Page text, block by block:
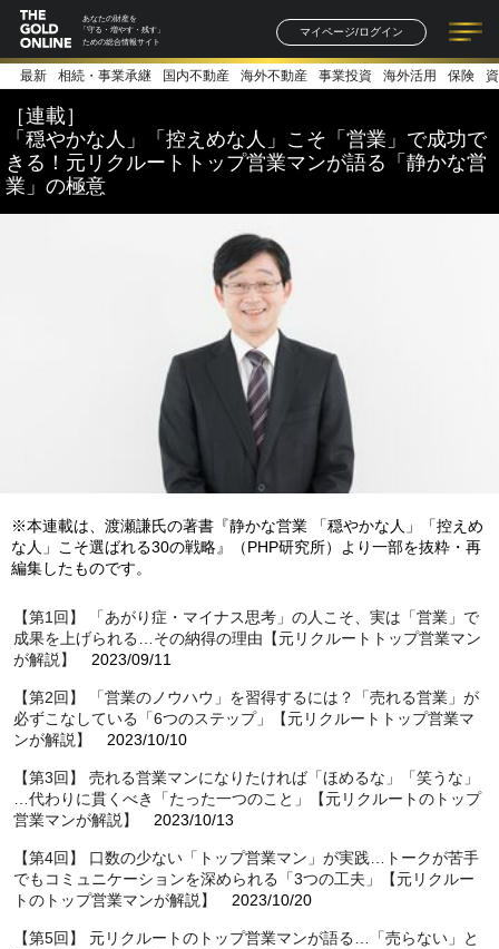
あなたの財産を
「守る・増やす・残す」
ための総合情報サイト
マイページ/ログイン
記事一覧 連載一覧
著者一覧 書籍一覧
最新 相続・事業承継 国内不動産 海外不動産 事業投資 海外活用 保険
［連載］
「穏やかな人」「控えめな人」こそ「営業」で成功で
きる！元リクルートトップ営業マンが語る「静かな営
業」の極意
※本連載は、渡瀬謙氏の著書『静かな営業 「穏やかな人」「控えめ
な人」こそ選ばれる30の戦略』（PHP研究所）より一部を抜粋・再
編集したものです。
【第1回】 「あがり症・マイナス思考」の人こそ、実は「営業」で
成果を上げられる…その納得の理由【元リクルートトップ営業マン
が解説】
2023/09/11
【第2回】 「営業のノウハウ」を習得するには？「売れる営業」が
必ずこなしている「6つのステップ」【元リクルートトップ営業マ
ンが解説】
2023/10/10
【第3回】 売れる営業マンになりたければ「ほめるな」「笑うな」
…代わりに貫くべき「たった一つのこと」【元リクルートのトップ
営業マンが解説】
2023/10/13
【第4回】 口数の少ない「トップ営業マン」が実践…トークが苦手
でもコミュニケーションを深められる「3つの工夫」【元リクルー
トのトップ営業マンが解説】
2023/10/20
【第5回】 元リクルートのトップ営業マンが語る…「売らない」と